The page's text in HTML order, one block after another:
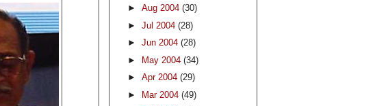
► Aug 2004 (30)
► Jul 2004 (28)
► Jun 2004 (28)
► May 2004 (34)
► Apr 2004 (29)
► Mar 2004 (49)